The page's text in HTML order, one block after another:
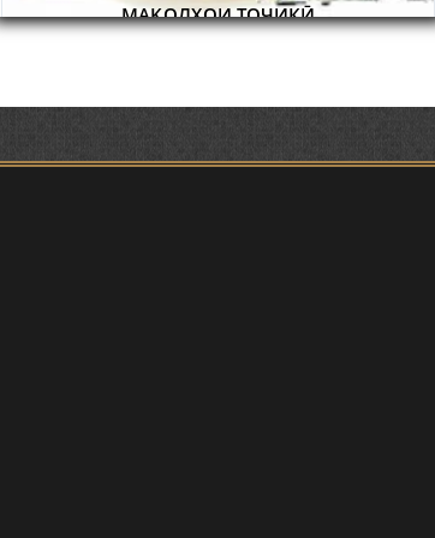
ДАР ЗАБОНИ ВАХОНӢ З. МАМАДАМИНОВА.
ТАҲҚИҚ ВА РАМЗКУШОИИ БАРХЕ АЗ ВОЖАҲОИ
ЗАБОНҲОИ ШАРҚИИ ЭРОНӢ) МИРЗОЕВ